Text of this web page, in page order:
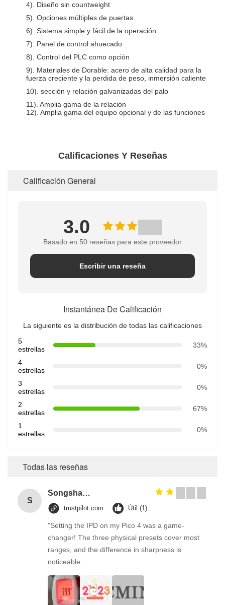
4). Diseño sin countweight
5). Opciones múltiples de puertas
6). Sistema simple y fácil de la operación
7). Panel de control ahuecado
8). Control del PLC como opción
9). Materiales de Dorable: acero de alta calidad para la
fuerza creciente y la perdida de peso, inmersión caliente
10). sección y relación galvanizadas del palo
11). Amplia gama de la relación
12). Amplia gama del equipo opcional y de las funciones
Calificaciones Y Reseñas
Calificación General
3.0
Basado en 50 reseñas para este proveedor
Escribir una reseña
Instantánea De Calificación
La siguiente es la distribución de todas las calificaciones
5
estrellas
33%
4
estrellas
0%
3
estrellas
0%
2
estrellas
67%
1
estrellas
0%
Todas las reseñas
S
Songshang
trustpilot.com Útil (1)
"Setting the IPD on my Pico 4 was a game-
changer! The three physical presets cover most
ranges, and the difference in sharpness is
noticeable.